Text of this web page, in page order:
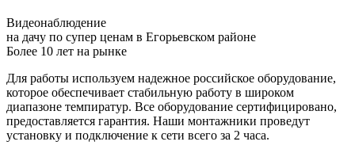
Видеонаблюдение
на дачу по супер ценам в Егорьевском районе
Более 10 лет на рынке
Для работы используем надежное российское оборудование,
которое обеспечивает стабильную работу в широком
диапазоне темпиратур. Все оборудование сертифицировано,
предоставляется гарантия. Наши монтажники проведут
установку и подключение к сети всего за 2 часа.